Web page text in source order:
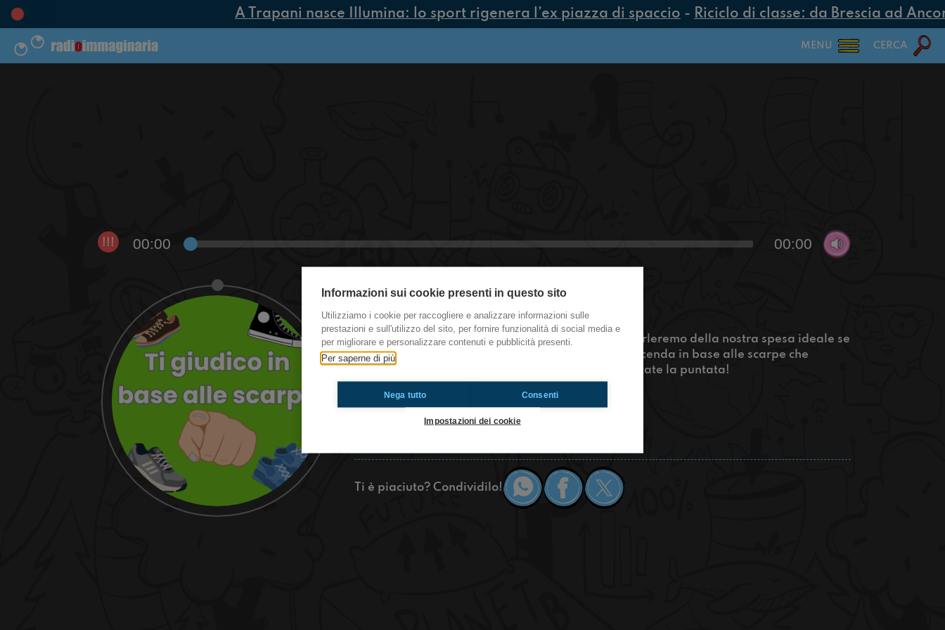
A Trapani nasce Illumina: lo sport rigenera l’ex piazza di spaccio-Riciclo di classe: da Brescia ad
MENU CERCA
!!! 00:00 00:00
#Torino Ti giudico in base alle scarpe
Ciao ragazzi! Oggi a Radioimmaginaria Torino parleremo della nostra spesa ideale se
non avessimo limiti di spesa e ci giudicheremo a vicenda in base alle scarpe che
indossiamo! Se gli argomenti vi interessano, ascoltate la puntata!
https://www.radioimmaginaria.it
Ti è piaciuto? Condividilo!
Informazioni sui cookie presenti in questo sito
Utilizziamo i cookie per raccogliere e analizzare informazioni sulle
prestazioni e sull'utilizzo del sito, per fornire funzionalità di social media e
per migliorare e personalizzare contenuti e pubblicità presenti.
Per saperne di più
Nega tutto Consenti
Impostazioni dei cookie